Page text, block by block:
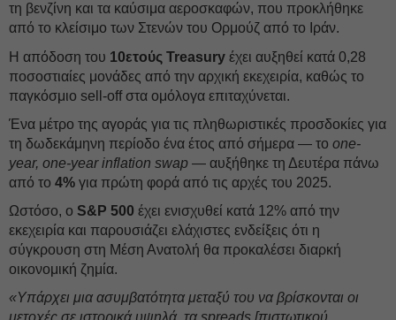
τη βενζίνη και τα καύσιμα αεροσκαφών, που προκλήθηκε
από το κλείσιμο των Στενών του Ορμούζ από το Ιράν.
Η απόδοση του 10ετούς Treasury έχει αυξηθεί κατά 0,28
ποσοστιαίες μονάδες από την αρχική εκεχειρία, καθώς το
παγκόσμιο sell-off στα ομόλογα επιταχύνεται.
Ένα μέτρο της αγοράς για τις πληθωριστικές προσδοκίες για
τη δωδεκάμηνη περίοδο ένα έτος από σήμερα — το one-
year, one-year inflation swap — αυξήθηκε τη Δευτέρα πάνω
από το 4% για πρώτη φορά από τις αρχές του 2025.
Ωστόσο, ο S&P 500 έχει ενισχυθεί κατά 12% από την
εκεχειρία και παρουσιάζει ελάχιστες ενδείξεις ότι η
σύγκρουση στη Μέση Ανατολή θα προκαλέσει διαρκή
οικονομική ζημία.
«Υπάρχει μια ασυμβατότητα μεταξύ του να βρίσκονται οι
μετοχές σε ιστορικά υψηλά, τα spreads [πιστωτικού